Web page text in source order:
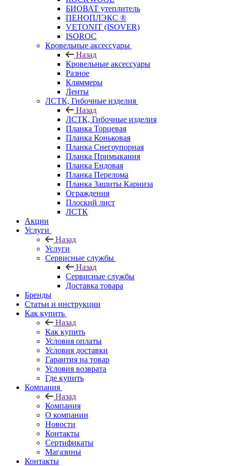
БИОВАТ утеплитель
ПЕНОПЛЭКС ®
VETONIT (ISOVER)
ISOROC
Кровельные аксессуары
Назад
Кровельные аксессуары
Разное
Кляммеры
Ленты
ЛСТК, Гибочные изделия
Назад
ЛСТК, Гибочные изделия
Планка Торцевая
Планка Коньковая
Планка Снегоупорная
Планка Примыкания
Планка Ендовая
Планка Перелома
Планка Защиты Карниза
Ограждения
Плоский лист
ЛСТК
Акции
Услуги
Назад
Услуги
Сервисные службы
Назад
Сервисные службы
Доставка товара
Бренды
Статьи и инструкции
Как купить
Назад
Как купить
Условия оплаты
Условия доставки
Гарантия на товар
Условия возврата
Где купить
Компания
Назад
Компания
О компании
Новости
Контакты
Сертификаты
Магазины
Контакты